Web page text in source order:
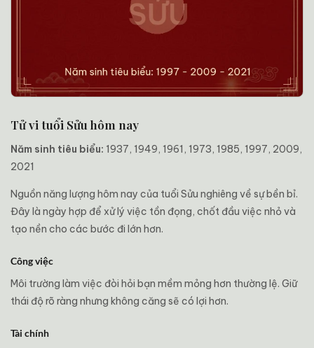
Tử vi tuổi Sửu hôm nay
Năm sinh tiêu biểu: 1937, 1949, 1961, 1973, 1985, 1997, 2009,
2021
Nguồn năng lượng hôm nay của tuổi Sửu nghiêng về sự bền bỉ.
Đây là ngày hợp để xử lý việc tồn đọng, chốt đầu việc nhỏ và
tạo nền cho các bước đi lớn hơn.
Công việc
Môi trường làm việc đòi hỏi bạn mềm mỏng hơn thường lệ. Giữ
thái độ rõ ràng nhưng không căng sẽ có lợi hơn.
Tài chính